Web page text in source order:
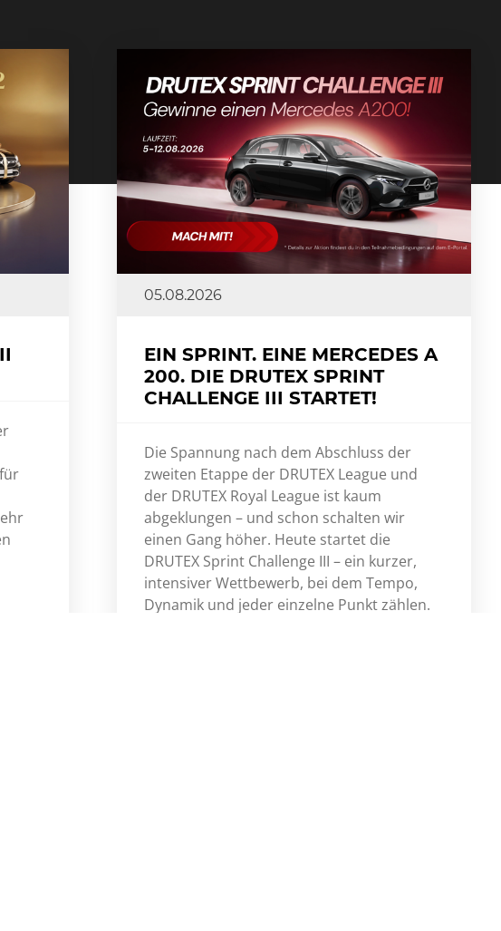
05.08.2026
EIN SPRINT. EINE MERCEDES A
200. DIE DRUTEX SPRINT
CHALLENGE III STARTET!
Die Spannung nach dem Abschluss der
zweiten Etappe der DRUTEX League und
der DRUTEX Royal League ist kaum
abgeklungen – und schon schalten wir
einen Gang höher. Heute startet die
DRUTEX Sprint Challenge III – ein kurzer,
intensiver Wettbewerb, bei dem Tempo,
Dynamik und jeder einzelne Punkt zählen.